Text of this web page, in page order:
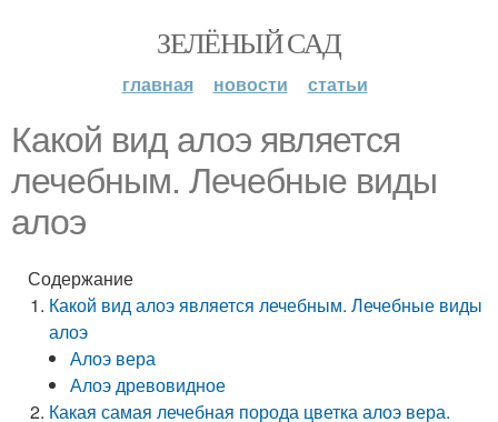
ЗЕЛЁНЫЙ САД
главная новости статьи
Какой вид алоэ является
лечебным. Лечебные виды
алоэ
Содержание
Какой вид алоэ является лечебным. Лечебные виды
алоэ
Алоэ вера
Алоэ древовидное
Какая самая лечебная порода цветка алоэ вера.